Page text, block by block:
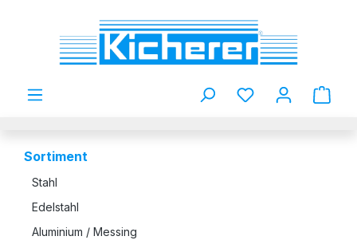
Zum Hauptinhalt springen
Du hast 0
Sortiment
Stahl
Edelstahl
Aluminium / Messing